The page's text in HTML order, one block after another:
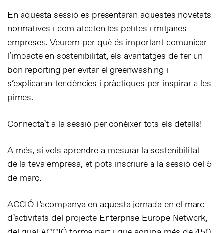
En aquesta sessió es presentaran aquestes novetats
normatives i com afecten les petites i mitjanes
empreses. Veurem per què és important comunicar
l’impacte en sostenibilitat, els avantatges de fer un
bon reporting per evitar el greenwashing i
s’explicaran tendències i pràctiques per inspirar a les
pimes.
Connecta’t a la sessió per conèixer tots els detalls!
A més, si vols aprendre a mesurar la sostenibilitat
de la teva empresa, et pots inscriure a la sessió del 5
de març.
ACCIÓ t’acompanya en aquesta jornada en el marc
d’activitats del projecte Enterprise Europe Network,